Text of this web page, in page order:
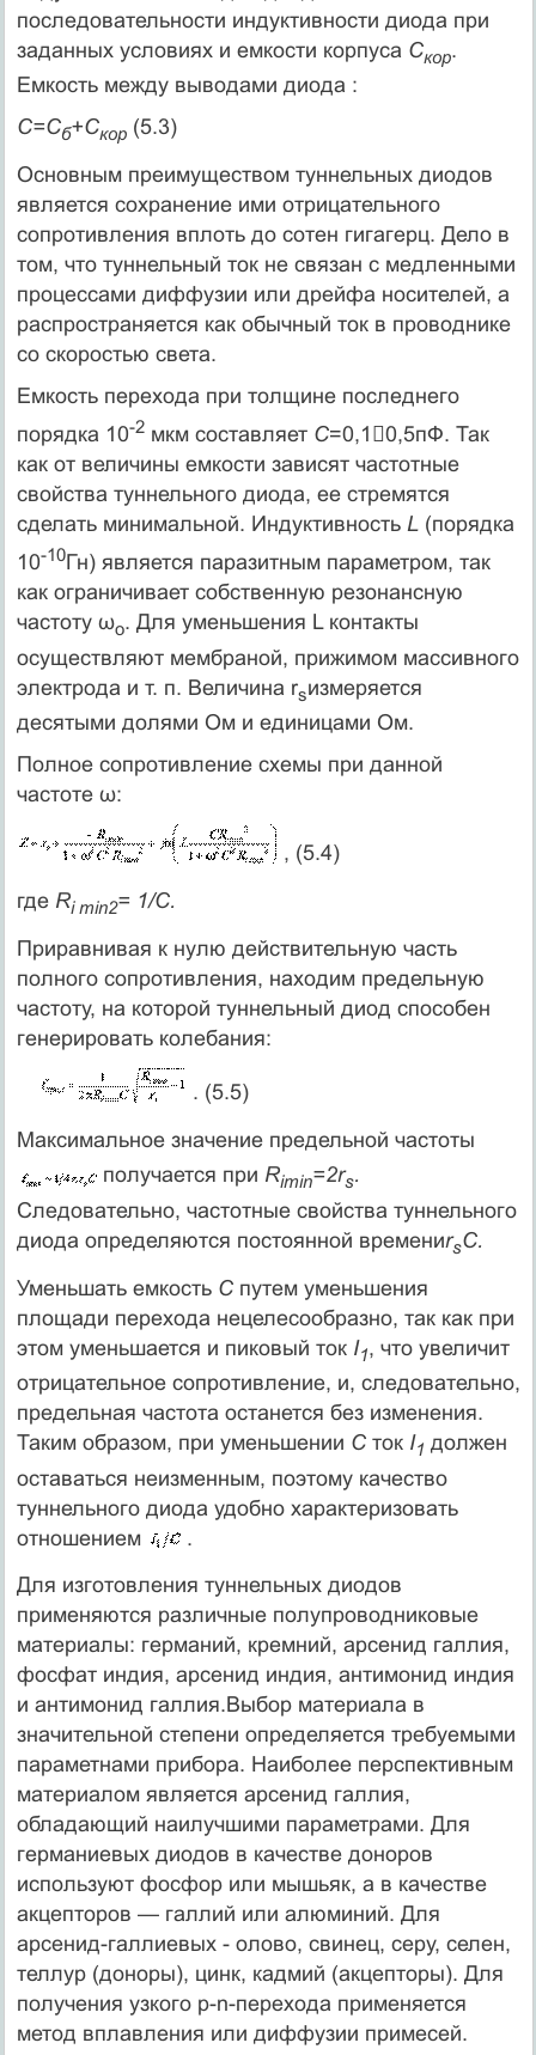
последовательности индуктивности диода при
заданных условиях и емкости корпуса Скор.
Емкость между выводами диода :
С=Сб+Скор(5.3)
Основным преимуществом туннельных диодов
является сохранение ими отрицательного
сопротивления вплоть до сотен гигагерц. Дело в
том, что туннельный ток не связан с медленными
процессами диффузии или дрейфа носителей, а
распространяется как обычный ток в проводнике
со скоростью света.
Емкость перехода при толщине последнего
порядка 10-2мкм составляет С=0,10,5пФ. Так
как от величины емкости зависят частотные
свойства туннельного диода, ее стремятся
сделать минимальной. Индуктивность L (порядка
10-10Гн) является паразитным параметром, так
как ограничивает собственную резонансную
частоту ωо. Для уменьшения L контакты
осуществляют мембраной, прижимом массивного
электрода и т. п. Величина rsизмеряется
десятыми долями Ом и единицами Ом.
Полное сопротивление схемы при данной
частоте ω:
, (5.4)
где Ri min2= 1/С.
Приравнивая к нулю действительную часть
полного сопротивления, находим предельную
частоту, на которой туннельный диод способен
генерировать колебания:
. (5.5)
Максимальное значение предельной частоты
получается при Rimin=2rs.
Следовательно, частотные свойства туннельного
диода определяются постоянной времениrsС.
Уменьшать емкость С путем уменьшения
площади перехода нецелесообразно, так как при
этом уменьшается и пиковый ток I1, что увеличит
отрицательное сопротивление, и, следовательно,
предельная частота останется без изменения.
Таким образом, при уменьшении С ток I1 должен
оставаться неизменным, поэтому качество
туннельного диода удобно характеризовать
отношением
.
Для изготовления туннельных диодов
применяются различные полупроводниковые
материалы: германий, кремний, арсенид галлия,
фосфат индия, арсенид индия, антимонид индия
и антимонид галлия.Выбор материала в
значительной степени определяется требуемыми
параметнами прибора. Наиболее перспективным
материалом является арсенид галлия,
обладающий наилучшими параметрами. Для
германиевых диодов в качестве доноров
используют фосфор или мышьяк, а в качестве
акцепторов — галлий или алюминий. Для
арсенид-галлиевых - олово, свинец, серу, селен,
теллур (доноры), цинк, кадмий (акцепторы). Для
получения узкого p-n-перехода применяется
метод вплавления или диффузии примесей.